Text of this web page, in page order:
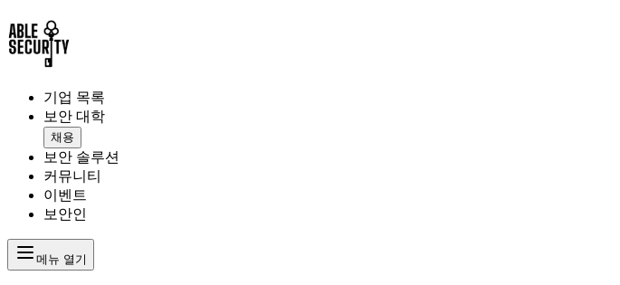
기업 목록
보안 대학
채용
보안 솔루션
커뮤니티
이벤트
보안인
메뉴 열기